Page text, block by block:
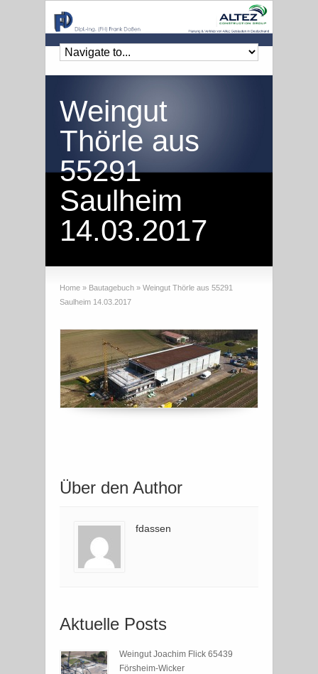
Weingut
Thörle aus
55291
Saulheim
14.03.2017
Home » Bautagebuch » Weingut Thörle aus 55291
Saulheim 14.03.2017
Über den Author
fdassen
Aktuelle Posts
Weingut Joachim Flick 65439
Försheim-Wicker